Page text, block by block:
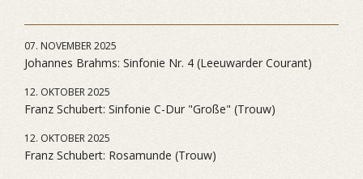
07. NOVEMBER 2025
Johannes Brahms: Sinfonie Nr. 4 (Leeuwarder Courant)
12. OKTOBER 2025
Franz Schubert: Sinfonie C-Dur "Große" (Trouw)
12. OKTOBER 2025
Franz Schubert: Rosamunde (Trouw)